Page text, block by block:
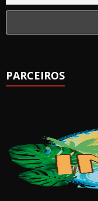
PARCEIROS